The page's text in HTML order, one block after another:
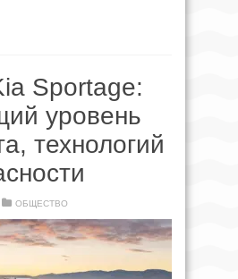
Sportage:
уровень
технологий
ОБЩЕСТВО